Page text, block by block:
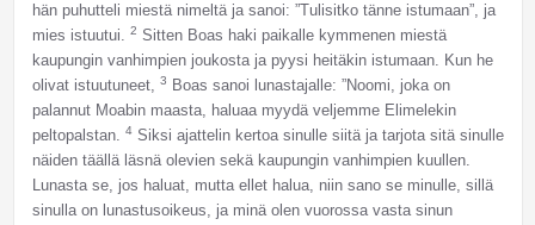
hän puhutteli miestä nimeltä ja sanoi: ”Tulisitko tänne istumaan”, ja
mies istuutui. 2 Sitten Boas haki paikalle kymmenen miestä
kaupungin vanhimpien joukosta ja pyysi heitäkin istumaan. Kun he
olivat istuutuneet, 3
Boas sanoi lunastajalle: ”Noomi, joka on
palannut Moabin maasta, haluaa myydä veljemme Elimelekin
peltopalstan. 4Siksi ajattelin kertoa sinulle siitä ja tarjota sitä sinulle
näiden täällä läsnä olevien sekä kaupungin vanhimpien kuullen.
Lunasta se, jos haluat, mutta ellet halua, niin sano se minulle, sillä
sinulla on lunastusoikeus, ja minä olen vuorossa vasta sinun